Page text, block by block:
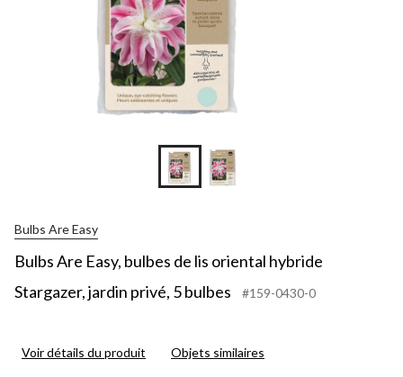
Bulbs Are Easy
Bulbs Are Easy, bulbes de lis oriental hybride
Stargazer, jardin privé, 5 bulbes
#159-0430-0
Voir détails du produit Objets similaires